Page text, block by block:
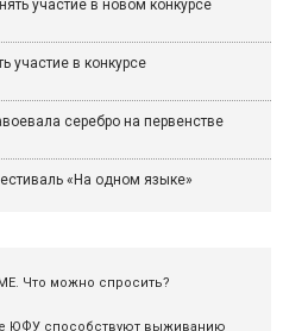
участие в новом конкурсе
участие в конкурсе
серебро на первенстве
«На одном языке»
Что можно спросить?
ЮФУ способствуют выживанию